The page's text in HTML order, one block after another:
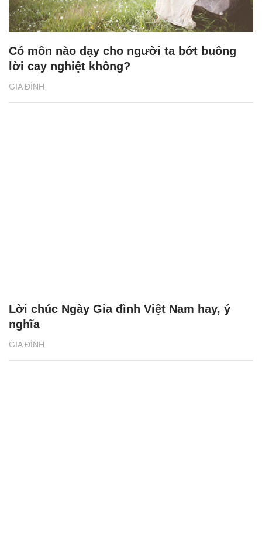
GIA ĐÌNH
Có môn nào dạy cho người ta bớt buông
lời cay nghiệt không?
GIA ĐÌNH
Lời chúc Ngày Gia đình Việt Nam hay, ý
nghĩa